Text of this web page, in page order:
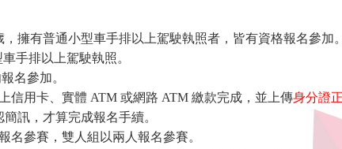
，擁有普通小型車手排以上駕駛執照者，皆有資格報名參加
手排以上駕駛執照。
名參加。
信用卡、實體 ATM 或網路 ATM 繳款完成，並上傳身分證
簡訊，才算完成報名手續。
名參賽，雙人組以兩人報名參賽。